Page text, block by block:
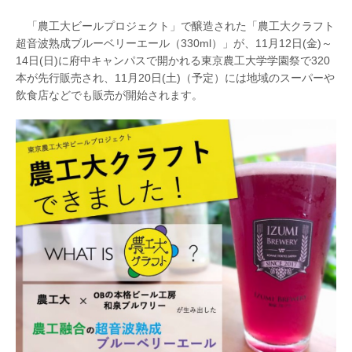
「農工大ビールプロジェクト」で醸造された「農工大クラフト
超音波熟成ブルーベリーエール（330ml）」が、11月12日(金)～
14日(日)に府中キャンパスで開かれる東京農工大学学園祭で320
本が先行販売され、11月20日(土)（予定）には地域のスーパーや
飲食店などでも販売が開始されます。